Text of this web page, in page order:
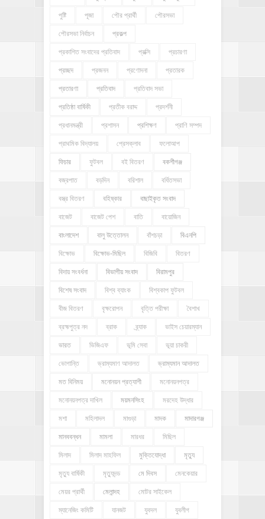
পুষ্টি পূজা পৌর প্রার্থী পৌরসভা
পৌরসভা নির্বাচন প্রকল্প
প্রকাশিত সংবাদের প্রতিবাদ প্রক্সি প্রচারণা
প্রচ্ছদ প্রজনন প্রণোদনা প্রতারক
প্রতারণা প্রতিবাদ প্রতিবাদ সভা
প্রতিষ্ঠা বার্ষিকী প্রতীক বরাদ্দ প্রদর্শনী
প্রধানমন্ত্রী প্রশাসন প্রশিক্ষণ প্রাণি সম্পদ
প্রাথমিক বিদ্যালয় প্রেসক্লাব ফলোআপ
ফিচার ফুটবল বই বিতরণ বকশীগঞ্জ
বজ্রপাত বড়দিন বরিশাল বর্ধিতসভা
বস্ত্র বিতরণ বহিষ্কার বাছাইকৃত সংবাদ
বাজেট বাজেট পেশ বাতি বায়োজিন
বাংলাদেশ বালু উত্তোলন বাঁশচড়া বিএনপি
বিক্ষোভ বিক্ষোভ-মিছিল বিজিবি বিতরণ
বিদায় সংবর্ধনা বিভাগীয় সংবাদ বিরামপুর
বিশেষ সংবাদ বিশ্ব ব্যাংক বিশ্বকাপ ফুটবল
বীজ বিতরণ বৃক্ষরোপন বৃত্তি পরীক্ষা বৈশাখ
ব্রহ্মপুত্র নদ ব্রাক ব্র্যাক ভাইস চেয়ারম্যান
ভারত ভিজিএফ ভূমি সেবা ভূয়া চাকরী
ভোগান্তি ভ্রাম্যমাণ আদালত ভ্রাম্যমান আদালত
মত বিনিময় মনোনয়ন প্রত্যাশী মনোনয়নপত্র
মনোনয়নপত্র দাখিল ময়মনসিংহ মরদেহ উদ্ধার
মশা মহিলাদল মাগুড়া মাদক মাদারগঞ্জ
মানববন্ধন মামলা মারধর মিছিল
মিলাদ মিলাদ মাহফিল মুক্তিযোদ্ধা মৃত্যু
মৃত্যু বার্ষিকী মৃত্যুদন্ড মে দিবস মেনকেয়ার
মেয়র প্রার্থী মেলান্দহ মোটর সাইকেল
ম্যানেজিং কমিটি যানজট যুবদল যুবলীগ